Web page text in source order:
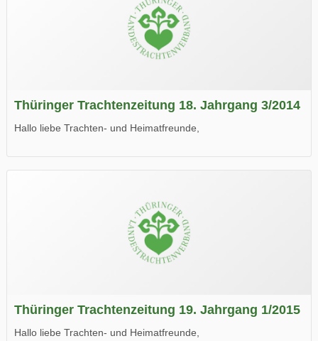
Thüringer Trachtenzeitung 18. Jahrgang 3/2014
Hallo liebe Trachten- und Heimatfreunde,
Wir wünschen Euch viel Spaß beim Lesen.
Thüringer Trachtenzeitung 19. Jahrgang 1/2015
Hallo liebe Trachten- und Heimatfreunde,